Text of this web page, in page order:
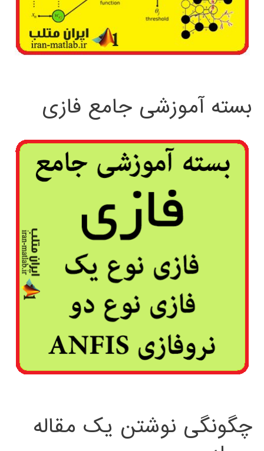
بسته آموزشی جامع فازی
چگونگی نوشتن یک مقاله